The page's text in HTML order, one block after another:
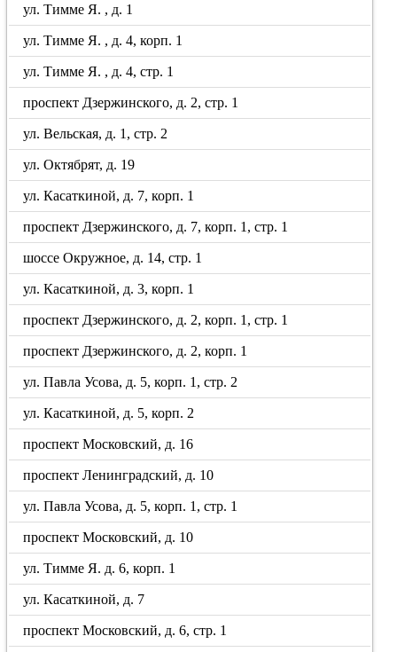
ул. Тимме Я. , д. 1
ул. Тимме Я. , д. 4, корп. 1
ул. Тимме Я. , д. 4, стр. 1
проспект Дзержинского, д. 2, стр. 1
ул. Вельская, д. 1, стр. 2
ул. Октябрят, д. 19
ул. Касаткиной, д. 7, корп. 1
проспект Дзержинского, д. 7, корп. 1, стр. 1
шоссе Окружное, д. 14, стр. 1
ул. Касаткиной, д. 3, корп. 1
проспект Дзержинского, д. 2, корп. 1, стр. 1
проспект Дзержинского, д. 2, корп. 1
ул. Павла Усова, д. 5, корп. 1, стр. 2
ул. Касаткиной, д. 5, корп. 2
проспект Московский, д. 16
проспект Ленинградский, д. 10
ул. Павла Усова, д. 5, корп. 1, стр. 1
проспект Московский, д. 10
ул. Тимме Я. д. 6, корп. 1
ул. Касаткиной, д. 7
проспект Московский, д. 6, стр. 1